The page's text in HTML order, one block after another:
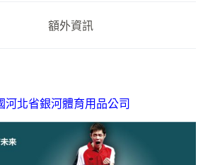
額外資訊
河北省銀河體育用品公司